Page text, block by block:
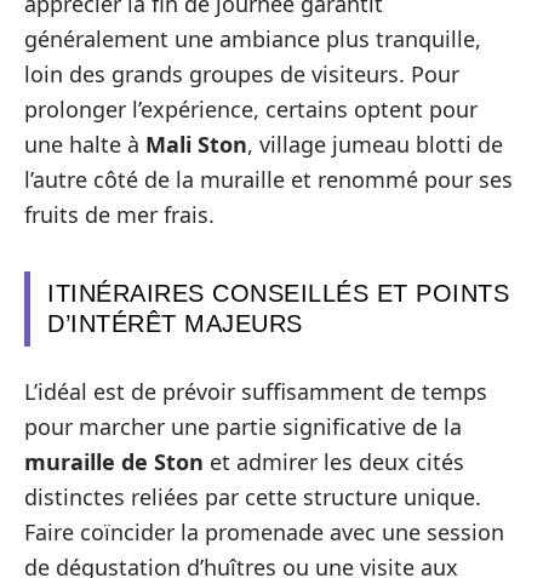
généralement une ambiance plus tranquille,
loin des grands groupes de visiteurs. Pour
prolonger l’expérience, certains optent pour
une halte à Mali Ston, village jumeau blotti de
l’autre côté de la muraille et renommé pour ses
fruits de mer frais.
ITINÉRAIRES CONSEILLÉS ET POINTS
D’INTÉRÊT MAJEURS
L’idéal est de prévoir suffisamment de temps
pour marcher une partie significative de la
muraille de Ston et admirer les deux cités
distinctes reliées par cette structure unique.
Faire coïncider la promenade avec une session
de dégustation d’huîtres ou une visite aux